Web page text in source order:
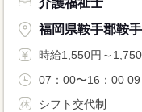
福岡県鞍手郡鞍
時給1,550円～
07：00〜16：00 09
シフト交代制